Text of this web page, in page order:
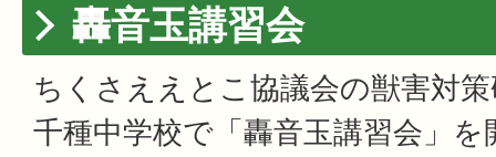
轟音玉講習会
ちくさええとこ協議会の獣害対
千種中学校で「轟音玉講習会」